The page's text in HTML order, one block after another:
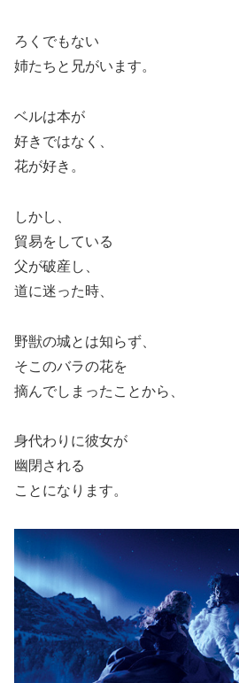
ろくでもない
姉たちと兄がいます。
ベルは本が
好きではなく、
花が好き。
しかし、
貿易をしている
父が破産し、
道に迷った時、
野獣の城とは知らず、
そこのバラの花を
摘んでしまったことから、
身代わりに彼女が
幽閉される
ことになります。